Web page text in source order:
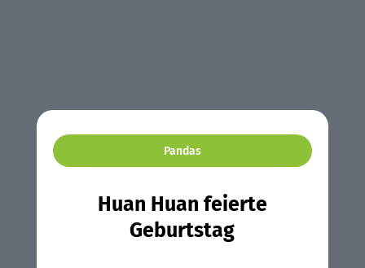
Pandas
Huan Huan feierte
Geburtstag